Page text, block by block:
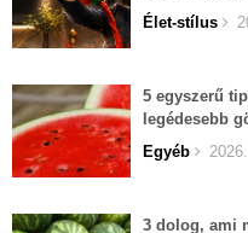
Élet-stílus
5 egyszerű
legédesebb
Egyéb
3 dolog, ami